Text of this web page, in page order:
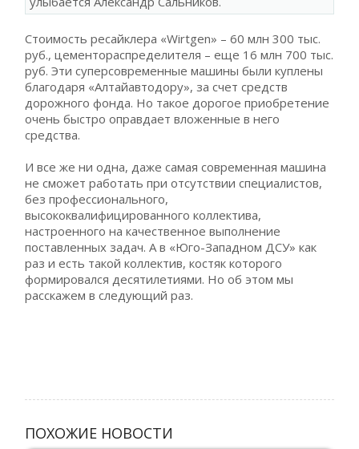
Стоимость ресайклера «Wirtgen» – 60 млн 300 тыс.
руб., цементораспределителя – еще 16 млн 700 тыс.
руб. Эти суперсовременные машины были куплены
благодаря «Алтайавтодору», за счет средств
дорожного фонда. Но такое дорогое приобретение
очень быстро оправдает вложенные в него
средства.
И все же ни одна, даже самая современная машина
не сможет работать при отсутствии специалистов,
без профессионального,
высококвалифицированного коллектива,
настроенного на качественное выполнение
поставленных задач. А в «Юго-Западном ДСУ» как
раз и есть такой коллектив, костяк которого
формировался десятилетиями. Но об этом мы
расскажем в следующий раз.
ПОХОЖИЕ НОВОСТИ